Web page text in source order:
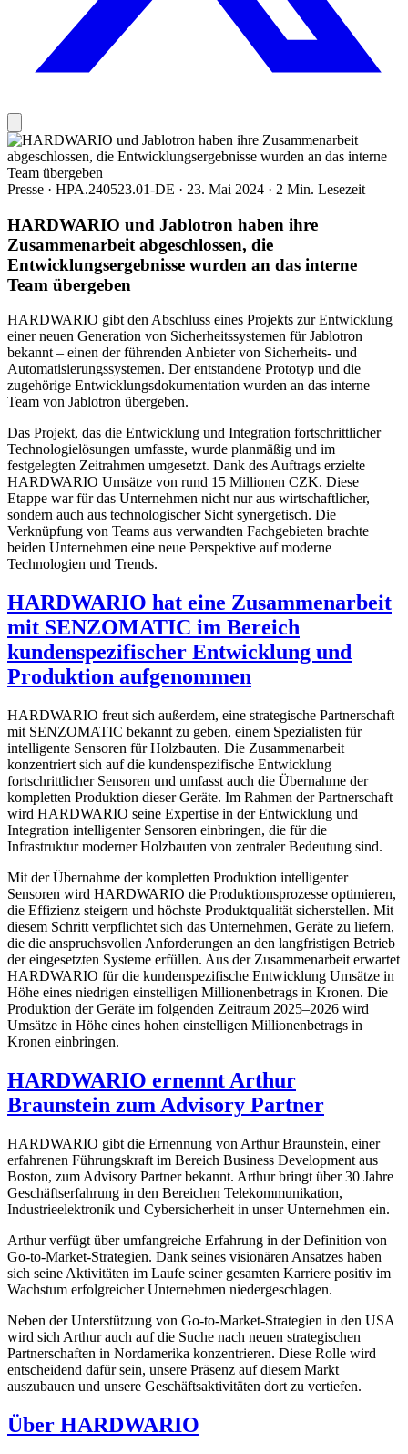
Presse · HPA.240523.01-DE · 23. Mai 2024 · 2 Min. Lesezeit
HARDWARIO und Jablotron haben ihre
Zusammenarbeit abgeschlossen, die
Entwicklungsergebnisse wurden an das interne
Team übergeben
HARDWARIO gibt den Abschluss eines Projekts zur Entwicklung
einer neuen Generation von Sicherheitssystemen für Jablotron
bekannt – einen der führenden Anbieter von Sicherheits- und
Automatisierungssystemen. Der entstandene Prototyp und die
zugehörige Entwicklungsdokumentation wurden an das interne
Team von Jablotron übergeben.
Das Projekt, das die Entwicklung und Integration fortschrittlicher
Technologielösungen umfasste, wurde planmäßig und im
festgelegten Zeitrahmen umgesetzt. Dank des Auftrags erzielte
HARDWARIO Umsätze von rund 15 Millionen CZK. Diese
Etappe war für das Unternehmen nicht nur aus wirtschaftlicher,
sondern auch aus technologischer Sicht synergetisch. Die
Verknüpfung von Teams aus verwandten Fachgebieten brachte
beiden Unternehmen eine neue Perspektive auf moderne
Technologien und Trends.
HARDWARIO hat eine Zusammenarbeit
mit SENZOMATIC im Bereich
kundenspezifischer Entwicklung und
Produktion aufgenommen
HARDWARIO freut sich außerdem, eine strategische Partnerschaft
mit SENZOMATIC bekannt zu geben, einem Spezialisten für
intelligente Sensoren für Holzbauten. Die Zusammenarbeit
konzentriert sich auf die kundenspezifische Entwicklung
fortschrittlicher Sensoren und umfasst auch die Übernahme der
kompletten Produktion dieser Geräte. Im Rahmen der Partnerschaft
wird HARDWARIO seine Expertise in der Entwicklung und
Integration intelligenter Sensoren einbringen, die für die
Infrastruktur moderner Holzbauten von zentraler Bedeutung sind.
Mit der Übernahme der kompletten Produktion intelligenter
Sensoren wird HARDWARIO die Produktionsprozesse optimieren,
die Effizienz steigern und höchste Produktqualität sicherstellen. Mit
diesem Schritt verpflichtet sich das Unternehmen, Geräte zu liefern,
die die anspruchsvollen Anforderungen an den langfristigen Betrieb
der eingesetzten Systeme erfüllen. Aus der Zusammenarbeit erwartet
HARDWARIO für die kundenspezifische Entwicklung Umsätze in
Höhe eines niedrigen einstelligen Millionenbetrags in Kronen. Die
Produktion der Geräte im folgenden Zeitraum 2025–2026 wird
Umsätze in Höhe eines hohen einstelligen Millionenbetrags in
Kronen einbringen.
HARDWARIO ernennt Arthur
Braunstein zum Advisory Partner
HARDWARIO gibt die Ernennung von Arthur Braunstein, einer
erfahrenen Führungskraft im Bereich Business Development aus
Boston, zum Advisory Partner bekannt. Arthur bringt über 30 Jahre
Geschäftserfahrung in den Bereichen Telekommunikation,
Industrieelektronik und Cybersicherheit in unser Unternehmen ein.
Arthur verfügt über umfangreiche Erfahrung in der Definition von
Go-to-Market-Strategien. Dank seines visionären Ansatzes haben
sich seine Aktivitäten im Laufe seiner gesamten Karriere positiv im
Wachstum erfolgreicher Unternehmen niedergeschlagen.
Neben der Unterstützung von Go-to-Market-Strategien in den USA
wird sich Arthur auch auf die Suche nach neuen strategischen
Partnerschaften in Nordamerika konzentrieren. Diese Rolle wird
entscheidend dafür sein, unsere Präsenz auf diesem Markt
auszubauen und unsere Geschäftsaktivitäten dort zu vertiefen.
Über HARDWARIO